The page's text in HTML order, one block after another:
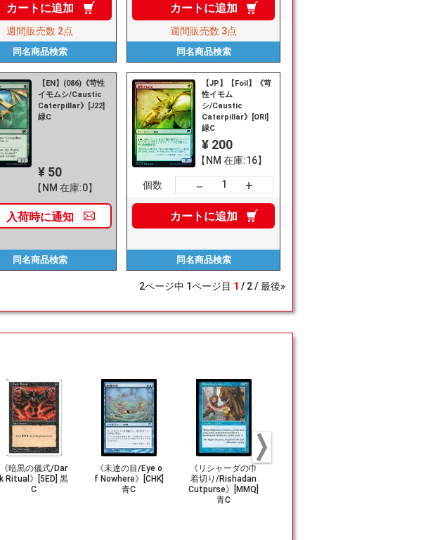
カートに追加
週間販売数 2点
同名商品検索
カートに追加
週間販売数 3点
同名商品検索
【EN】(086)《苛性
イモムシ/Caustic
Caterpillar》[J22]
緑C
¥ 50
【NM 在庫:0】
入荷時に通知
同名商品検索
【JP】【Foil】《苛
性イモム
シ/Caustic
Caterpillar》[ORI]
緑C
¥ 200
【NM 在庫:16】
個数 － +
カートに追加
同名商品検索
2ページ中 1ページ目 1 2 最後»
《暗黒の儀式/Dar
k Ritual》[5ED] 黒
C
《未達の目/Eye o
f Nowhere》[CHK]
青C
《リシャーダの巾
着切り/Rishadan
Cutpurse》[MMQ]
青C